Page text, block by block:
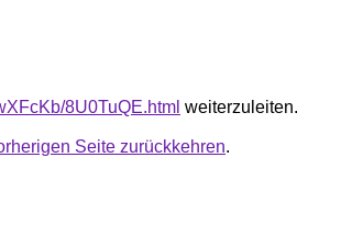
8U0TuQE.html weiterzuleiten.
Seite zurückkehren.